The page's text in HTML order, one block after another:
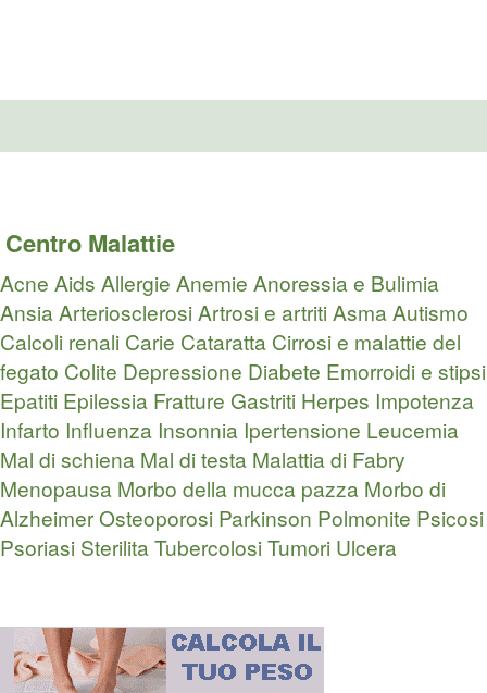
Centro Malattie
Acne Aids Allergie Anemie Anoressia e Bulimia
AnsiaArteriosclerosiArtrosi e artritiAsmaAutismo
Calcoli renali Carie Cataratta Cirrosi e malattie del
fegato Colite Depressione Diabete Emorroidi e stipsi
Epatiti Epilessia Fratture Gastriti Herpes Impotenza
Infarto Influenza Insonnia Ipertensione Leucemia
Mal di schiena Mal di testa Malattia di Fabry
Menopausa Morbo della mucca pazza Morbo di
AlzheimerOsteoporosi Parkinson Polmonite Psicosi
Psoriasi SterilitaTubercolosiTumori Ulcera